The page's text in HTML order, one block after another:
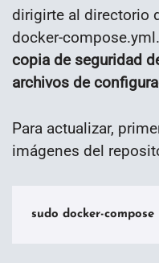
dirigirte al directorio
docker-compose.yml.
copia de seguridad
archivos de
Para actualizar,
imágenes del
sudo docker-compose